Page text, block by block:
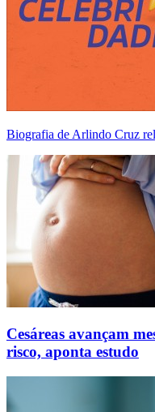
Biografia de Arlindo Cruz
Cesáreas avançam
risco, aponta estudo